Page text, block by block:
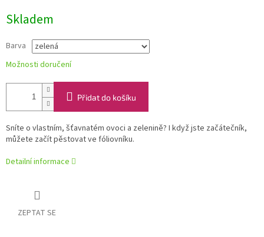
cena:
Skladem
Barva
Možnosti doručení
Přidat do košíku
Sníte o vlastním, šťavnatém ovoci a zelenině? I když jste začátečník,
můžete začít pěstovat ve fóliovníku.
Detailní informace
ZEPTAT SE